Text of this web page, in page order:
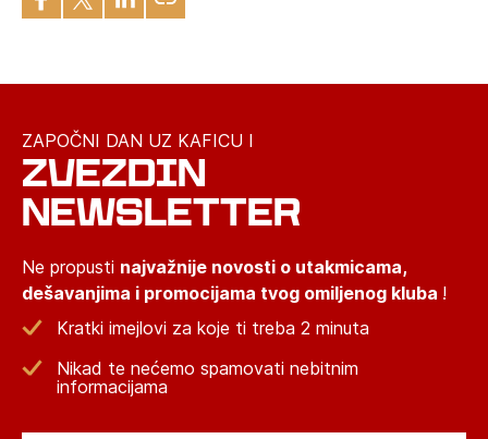
ZAPOČNI DAN UZ KAFICU I
ZVEZDIN
NEWSLETTER
Ne propusti najvažnije novosti o utakmicama,
dešavanjima i promocijama tvog omiljenog kluba !
Kratki imejlovi za koje ti treba 2 minuta
Nikad te nećemo spamovati nebitnim
informacijama